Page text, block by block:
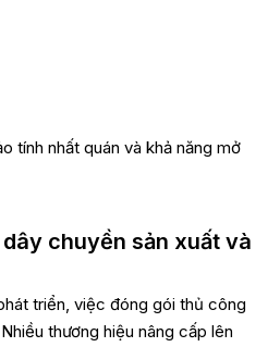
tính nhất quán và khả năng mở
chuyền sản xuất và
triển, việc đóng gói thủ công
thương hiệu nâng cấp lên